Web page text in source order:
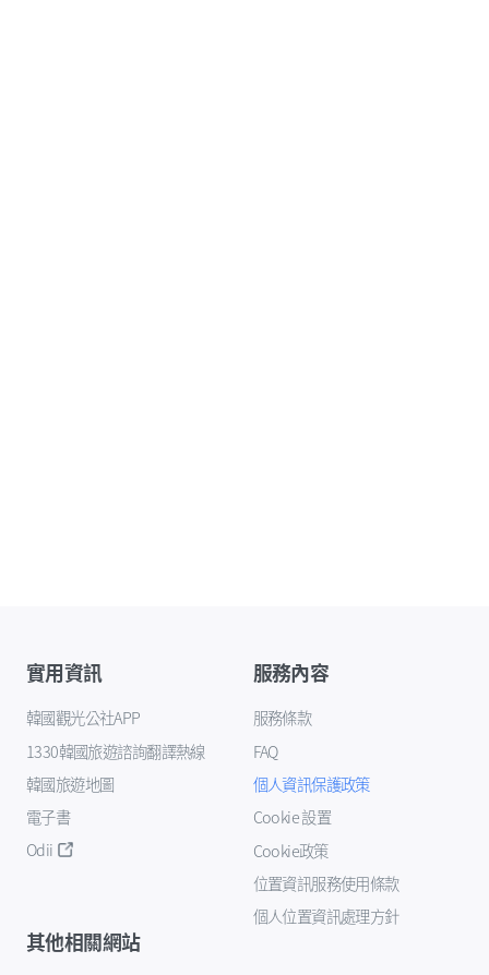
實用資訊
韓國觀光公社APP
1330韓國旅遊諮詢翻譯熱線
韓國旅遊地圖
電子書
Odii
服務內容
服務條款
FAQ
個人資訊保護政策
Cookie 設置
Cookie政策
位置資訊服務使用條款
個人位置資訊處理方針
其他相關網站